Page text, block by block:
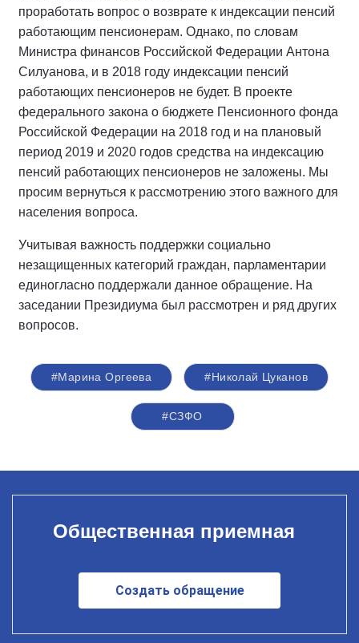
проработать вопрос о возврате к индексации пенсий
работающим пенсионерам. Однако, по словам
Министра финансов Российской Федерации Антона
Силуанова, и в 2018 году индексации пенсий
работающих пенсионеров не будет. В проекте
федерального закона о бюджете Пенсионного фонда
Российской Федерации на 2018 год и на плановый
период 2019 и 2020 годов средства на индексацию
пенсий работающих пенсионеров не заложены. Мы
просим вернуться к рассмотрению этого важного для
населения вопроса.
Учитывая важность поддержки социально
незащищенных категорий граждан, парламентарии
единогласно поддержали данное обращение. На
заседании Президиума был рассмотрен и ряд других
вопросов.
#Марина Оргеева #Николай Цуканов
#СЗФО
Общественная приемная
Создать обращение